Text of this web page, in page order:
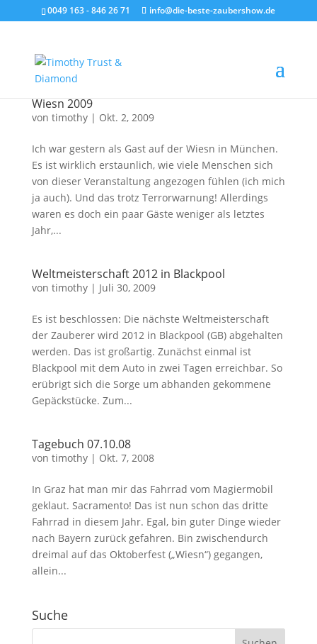
0049 163 - 846 26 71 info@die-beste-zaubershow.de
Wiesn 2009
von timothy| Okt. 2, 2009
Ich war gestern als Gast auf der Wiesn in München.
Es ist wirklich erstaunlich, wie viele Menschen sich
von dieser Veranstaltung angezogen fühlen (ich mich
ja auch). Und das trotz Terrorwarnung! Allerdings
waren es doch ein paar Gäste weniger als letztes
Jahr,...
Weltmeisterschaft 2012 in Blackpool
von timothy| Juli 30, 2009
Es ist beschlossen: Die nächste Weltmeisterschaft
der Zauberer wird 2012 in Blackpool (GB) abgehalten
werden. Das ist großartig. Zunächst einmal ist
Blackpool mit dem Auto in zwei Tagen erreichbar. So
erübrigt sich die Sorge um abhanden gekommene
Gepäckstücke. Zum...
Tagebuch 07.10.08
von timothy| Okt. 7, 2008
In Graz hat man mir das Fahrrad vom Magiermobil
geklaut. Sacramento! Das ist nun schon das dritte
Fahrrad in diesem Jahr. Egal, bin guter Dinge wieder
nach Bayern zurück gefahren. Bin zwischendurch
dreimal auf das Oktoberfest („Wiesn“) gegangen,
allein...
Suche